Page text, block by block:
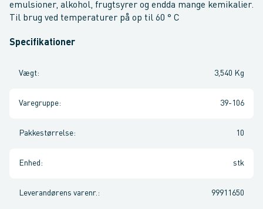
emulsioner, alkohol, frugtsyrer og endda mange kemikalier.
Til brug ved temperaturer på op til 60 ° C
Specifikationer
Vægt: 3,540 Kg
Varegruppe: 39-106
Pakkestørrelse: 10
Enhed : stk
Leverandørens varenr. : 99911650